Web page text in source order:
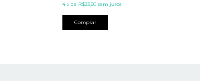
4 x de R$23,50 sem juros
Comprar